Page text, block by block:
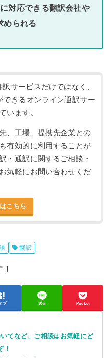
対応できる翻訳会社や
められる
サービスだけではなく、
できるオンライン通訳サー
います。
、工場、提携先企業との
有効的に利用することが
・通訳に関するご相談・
気軽にお問い合わせくだ
こちら
翻訳
ブ 送る Pocket
てなど、ご相談はお気軽にど
！